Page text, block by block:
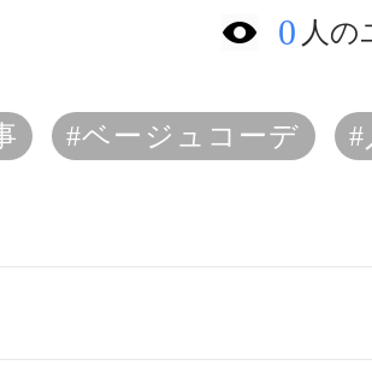
0 人の
#ベージュコーデ #